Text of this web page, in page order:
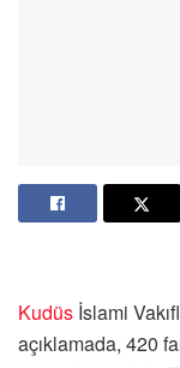
Kudüs İslami
açıklamada, 420